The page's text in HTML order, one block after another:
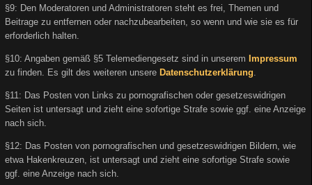
§9: Den Moderatoren und Administratoren steht es frei, Themen und
Beitrage zu entfernen oder nachzubearbeiten, so wenn und wie sie es für
erforderlich halten.
§10: Angaben gemäß §5 Telemediengesetz sind in unserem Impressum
zu finden. Es gilt des weiteren unsere Datenschutzerklärung
§11: Das Posten von Links zu pornografischen oder gesetzeswidrigen
Seiten ist untersagt und zieht eine sofortige Strafe sowie ggf. eine Anzeige
nach sich.
§12: Das Posten von pornografischen und gesetzeswidrigen Bildern, wie
etwa Hakenkreuzen, ist untersagt und zieht eine sofortige Strafe sowie
ggf. eine Anzeige nach sich.